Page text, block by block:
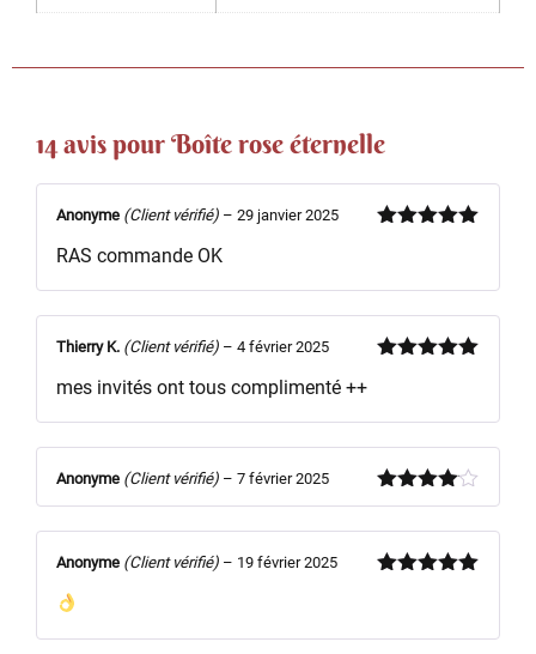
14 avis pourBoîte rose éternelle
Anonyme (Client vérifié) – 29 janvier 2025
RAS commande OK
Thierry K. (Client vérifié) – 4 février 2025
mes invités ont tous complimenté ++
Note4
Anonyme (Client vérifié) – 7 février 2025
Anonyme (Client vérifié) – 19 février 2025